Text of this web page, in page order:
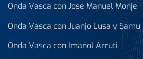
Onda Vasca con José Manuel Monje
Onda Vasca con Juanjo Lusa y
Onda Vasca con Imanol Arruti